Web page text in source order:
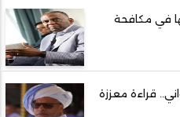
في مكافحة
قراءة معززة